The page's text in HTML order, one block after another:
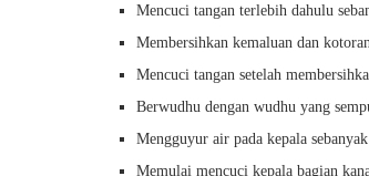
Mencuci tangan terlebih dahulu
Membersihkan kemaluan dan
Mencuci tangan setelah
Berwudhu dengan wudhu yang
Mengguyur air pada kepala
Memulai mencuci kepala bagian